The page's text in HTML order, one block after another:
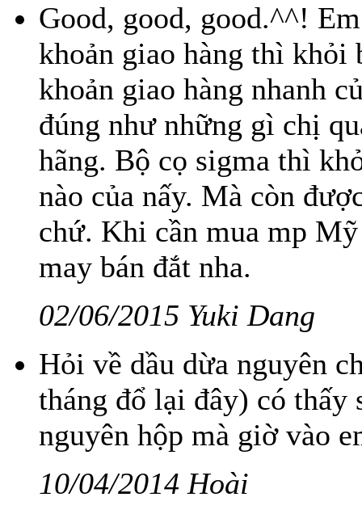
Good, good, good.^^!
khoản giao hàng thì khỏi
khoản giao hàng nhanh
đúng như những gì chị
hãng. Bộ cọ sigma thì
nào của nấy. Mà còn
chứ. Khi cần mua mp
may bán đắt nha.
02/06/2015 Yuki Dang
Hỏi về dầu dừa nguyên
tháng đổ lại đây) có
nguyên hộp mà giờ vào
10/04/2014 Hoài